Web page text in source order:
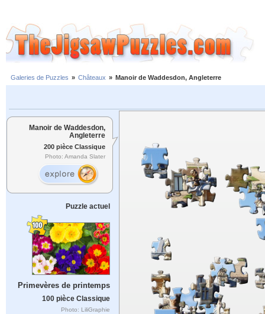
Galeries de Puzzles » Châteaux » Manoir de Waddesdon, Angleterre
Manoir de Waddesdon,
Angleterre
200 pièce Classique
Photo: Amanda Slater
Puzzle actuel
Primevères de printemps
100 pièce Classique
Photo: LiliGraphie